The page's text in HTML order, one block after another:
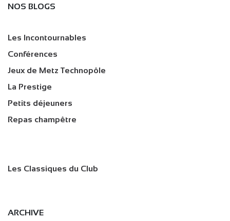
NOS BLOGS
Les Incontournables
Conférences
Jeux de Metz Technopôle
La Prestige
Petits déjeuners
Repas champêtre
Les Classiques du Club
ARCHIVE